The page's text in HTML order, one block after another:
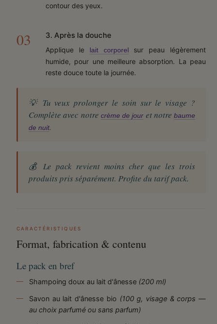
contour des yeux.
3. Après la douche
Applique le lait corporel sur peau légèrement
humide, pour une meilleure absorption. La peau
reste douce toute la journée.
💡 Tu veux prolonger le soin sur le visage ?
Complète avec notre crème de jour et notre baume
de nuit.
💰 Le pack revient moins cher que les trois
produits pris séparément. Profite du tarif pack.
CARACTÉRISTIQUES
Format, fabrication & contenu
Le pack en bref
Shampoing doux au lait d'ânesse (200 ml)
Savon au lait d'ânesse bio (100 g, visage & corps —
au choix parfumé ou sans parfum)